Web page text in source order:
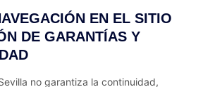
EN EL SITIO
DE GARANTÍAS Y
no garantiza la continuidad,